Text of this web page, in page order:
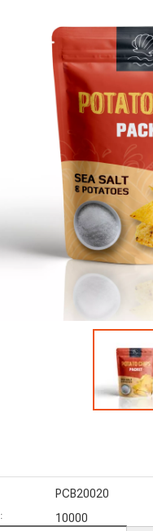
Bolsa de
PCB20020
10000